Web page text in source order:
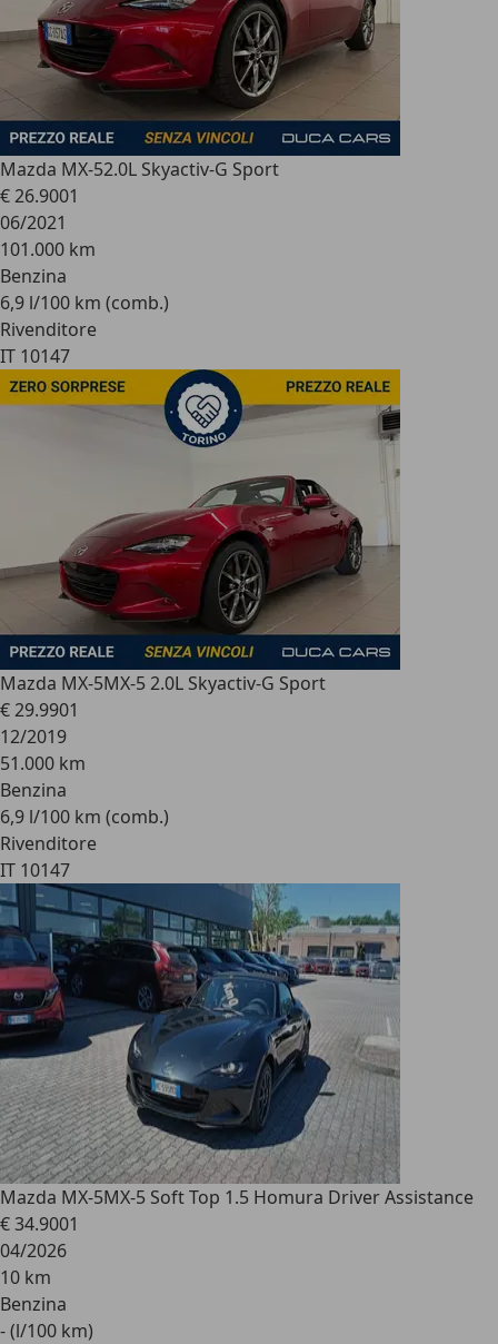
Mazda MX-52.0L Skyactiv-G Sport
€ 26.9001
06/2021
101.000 km
Benzina
6,9 l/100 km (comb.)
Rivenditore
IT 10147
Mazda MX-5MX-5 2.0L Skyactiv-G Sport
€ 29.9901
12/2019
51.000 km
Benzina
6,9 l/100 km (comb.)
Rivenditore
IT 10147
Mazda MX-5MX-5 Soft Top 1.5 Homura Driver Assistance
€ 34.9001
04/2026
10 km
Benzina
- (l/100 km)